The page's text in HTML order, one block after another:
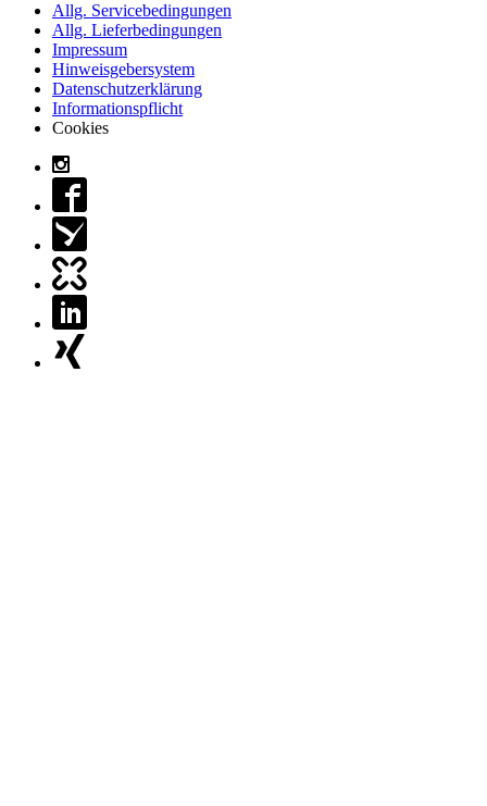
Allg. Servicebedingungen
Allg. Lieferbedingungen
Impressum
Hinweisgebersystem
Datenschutzerklärung
Informationspflicht
Cookies